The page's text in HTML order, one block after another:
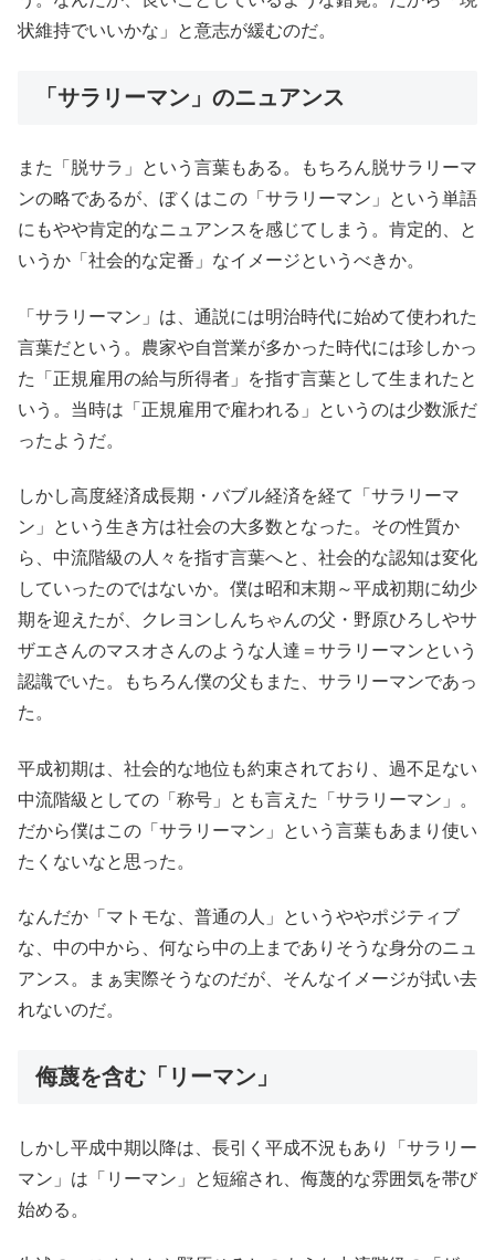
状維持でいいかな」と意志が緩むのだ。
「サラリーマン」のニュアンス
また「脱サラ」という言葉もある。
もちろん脱サラリーマ
ンの略であるが、ぼくはこの「 サラリーマン」
という単語
にもやや肯定的なニュアンスを感じてしまう。肯定的、
と
いうか「社会的な定番」なイメージというべきか。
「サラリーマン」は、 通説には明治時代に始めて使われた
言葉だという。 農家や自営業が多かった時代には珍しかっ
た「 正規雇用の給与所得者」を指す言葉として生まれたと
いう。 当時は「正規雇用で雇われる」というのは少数派だ
ったようだ。
しかし高度経済成長期・バブル経済を経て「サラリーマ
ン」
という生き方は社会の大多数となった。その性質か
ら、 中流階級の人々を指す言葉へと、 社会的な認知は変化
していったのではないか。僕は昭和末期～平成初期に幼少
期を迎えたが、クレヨンしんちゃんの父・ 野原ひろしやサ
ザエさんのマスオさんのような人達＝ サラリーマンという
認識でいた。もちろん僕の父もまた、 サラリーマンであっ
た。
平成初期は、社会的な地位も約束されており、 過不足ない
中流階級としての「称号」とも言えた「サラリーマン」
。
だから僕はこの「サラリーマン」
という言葉もあまり使い
たくないなと思った。
なんだか「マトモな、普通の人」というややポジティブ
な、 中の中から、何なら中の上までありそうな身分のニュ
アンス。
まぁ実際そうなのだが、そんなイメージが拭い去
れないのだ。
侮蔑を含む「リーマン」
しかし平成中期以降は、長引く平成不況もあり「サラリー
マン」 は「リーマン」と短縮され、侮蔑的な雰囲気を帯び
始める。